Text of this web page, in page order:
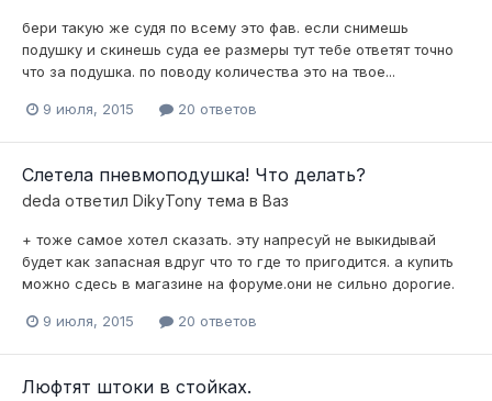
бери такую же судя по всему это фав. если снимешь
подушку и скинешь суда ее размеры тут тебе ответят точно
что за подушка. по поводу количества это на твое...
9 июля, 2015 20 ответов
Слетела пневмоподушка! Что делать?
deda ответил DikyTony тема в Ваз
+ тоже самое хотел сказать. эту напресуй не выкидывай
будет как запасная вдруг что то где то пригодится. а купить
можно сдесь в магазине на форуме.они не сильно дорогие.
9 июля, 2015 20 ответов
Люфтят штоки в стойках.